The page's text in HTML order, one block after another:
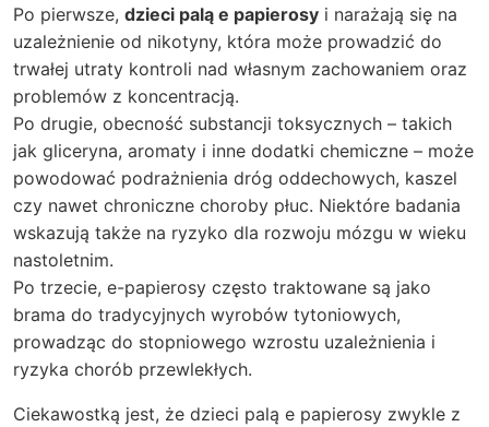
Po pierwsze, dzieci palą e papierosy i narażają się na
uzależnienie od nikotyny, która może prowadzić do
trwałej utraty kontroli nad własnym zachowaniem oraz
problemów z koncentracją.
Po drugie, obecność substancji toksycznych – takich
jak gliceryna, aromaty i inne dodatki chemiczne – może
powodować podrażnienia dróg oddechowych, kaszel
czy nawet chroniczne choroby płuc. Niektóre badania
wskazują także na ryzyko dla rozwoju mózgu w wieku
nastoletnim.
Po trzecie, e-papierosy często traktowane są jako
brama do tradycyjnych wyrobów tytoniowych,
prowadząc do stopniowego wzrostu uzależnienia i
ryzyka chorób przewlekłych.
Ciekawostką jest, że dzieci palą e papierosy zwykle z